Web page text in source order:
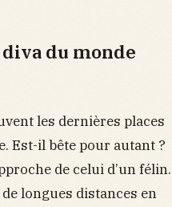
du monde
les dernières places
Est-il bête pour autant ?
de celui d’un félin.
longues distances en